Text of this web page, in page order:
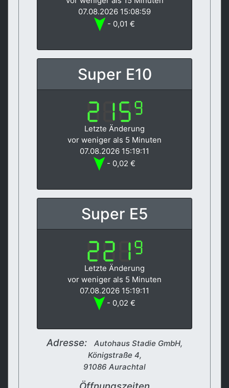
07.08.2026 15:08:59
- 0,01 €
Super E10
Letzte Änderung
vor weniger als 5 Minuten
07.08.2026 15:19:11
- 0,02 €
Super E5
Letzte Änderung
vor weniger als 5 Minuten
07.08.2026 15:19:11
- 0,02 €
Adresse:
Autohaus Stadie GmbH,
Königstraße 4,
91086 Aurachtal